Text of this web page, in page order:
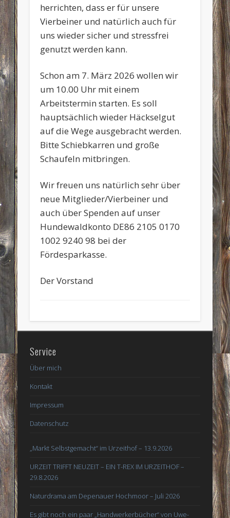
herrichten, dass er für unsere
Vierbeiner und natürlich auch für
uns wieder sicher und stressfrei
genutzt werden kann.
Schon am 7. März 2026 wollen wir
um 10.00 Uhr mit einem
Arbeitstermin starten. Es soll
hauptsächlich wieder Häckselgut
auf die Wege ausgebracht werden.
Bitte Schiebkarren und große
Schaufeln mitbringen.
Wir freuen uns natürlich sehr über
neue Mitglieder/Vierbeiner und
auch über Spenden auf unser
Hundewaldkonto DE86 2105 0170
1002 9240 98 bei der
Fördesparkasse.
Der Vorstand
Service
Über mich
Kontakt
Impressum
Datenschutz
„Markt Selbstgemacht“ im Urzeithof – 13.9.2026
URZEIT TRIFFT NEUZEIT – EIN T-REX IM URZEITHOF –
29.8.2026
Naturdrama am Depenauer Hochmoor – Juli 2026
Es gibt noch ein paar „Handwerkerbücher“ von Uwe-